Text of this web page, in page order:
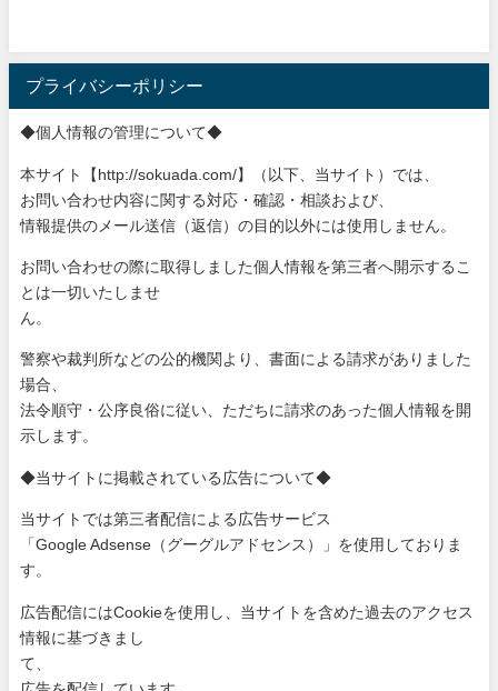
プライバシーポリシー
◆個人情報の管理について◆
本サイト【http://sokuada.com/】（以下、当サイト）では、
お問い合わせ内容に関する対応・確認・相談および、
情報提供のメール送信（返信）の目的以外には使用しません。
お問い合わせの際に取得しました個人情報を第三者へ開示するこ
と は一切いたしませ
ん。
警察や裁判所などの公的機関より、書面による請求がありました
場合、
法令順守・公序良俗に従い、ただちに請求のあった個人情報を開
示します。
◆当サイトに掲載されている広告について◆
当サイトでは第三者配信による広告サービス
「Google Adsense（グーグルアドセンス）」を使用しておりま
す。
広告配信にはCookieを使用し、当サイトを含めた過去のアクセス
情報に基づきまし
て、